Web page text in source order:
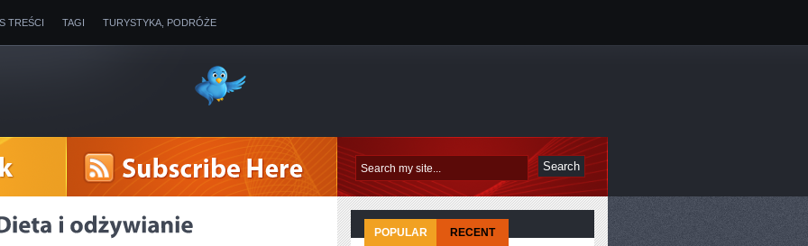
TREŚCI TAGI TURYSTYKA, PODRÓŻE
POPULAR RECENT